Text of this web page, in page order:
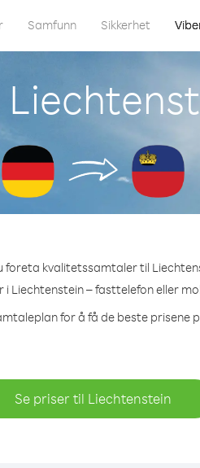
Samfunn Sikkerhet
foreta kvalitetssamtaler til
i Liechtenstein – fasttelefon eller
for å få de beste prisene
Se priser til Liechtenstein